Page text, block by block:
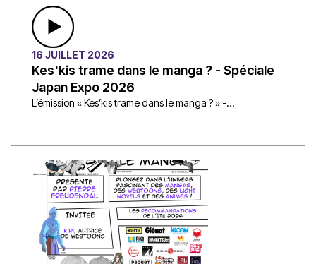
16 JUILLET 2026
Kes'kis trame dans le manga ? - Spéciale
Japan Expo 2026
L’émission « Kes’kis trame dans le manga ? » -...